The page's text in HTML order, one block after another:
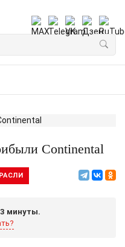
Continental
3 минуты.